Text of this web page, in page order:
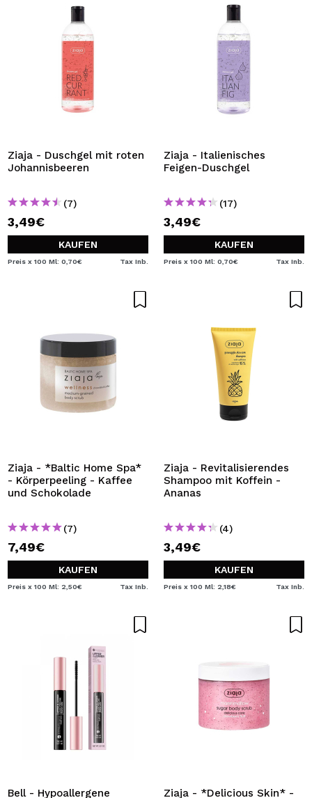
Ziaja - Duschgel mit roten
Johannisbeeren
(7)
3,49€
KAUFEN
Preis x 100 Ml: 0,70€ Tax Inb.
Ziaja - Italienisches
Feigen-Duschgel
(17)
3,49€
KAUFEN
Preis x 100 Ml: 0,70€ Tax Inb.
Ziaja - *Baltic Home Spa*
- Körperpeeling - Kaffee
und Schokolade
(7)
7,49€
KAUFEN
Preis x 100 Ml: 2,50€ Tax Inb.
Ziaja - Revitalisierendes
Shampoo mit Koffein -
Ananas
(4)
3,49€
KAUFEN
Preis x 100 Ml: 2,18€ Tax Inb.
Bell - Hypoallergene Ziaja - *Delicious Skin* -